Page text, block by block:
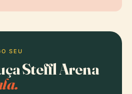
SEU
Steffl Arena